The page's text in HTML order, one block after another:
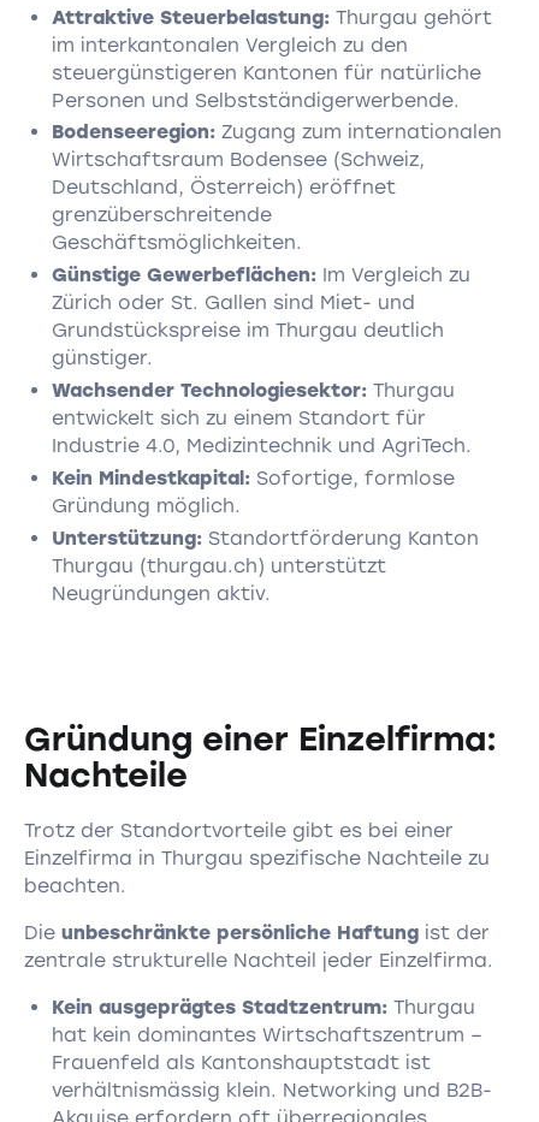
Attraktive Steuerbelastung: Thurgau gehört
im interkantonalen Vergleich zu den
steuergünstigeren Kantonen für natürliche
Personen und Selbstständigerwerbende.
Bodenseeregion: Zugang zum internationalen
Wirtschaftsraum Bodensee (Schweiz,
Deutschland, Österreich) eröffnet
grenzüberschreitende
Geschäftsmöglichkeiten.
Günstige Gewerbeflächen: Im Vergleich zu
Zürich oder St. Gallen sind Miet- und
Grundstückspreise im Thurgau deutlich
günstiger.
Wachsender Technologiesektor: Thurgau
entwickelt sich zu einem Standort für
Industrie 4.0, Medizintechnik und AgriTech.
Kein Mindestkapital: Sofortige, formlose
Gründung möglich.
Unterstützung: Standortförderung Kanton
Thurgau (thurgau.ch) unterstützt
Neugründungen aktiv.
Gründung einer Einzelfirma:
Nachteile
Trotz der Standortvorteile gibt es bei einer
Einzelfirma in Thurgau spezifische Nachteile zu
beachten.
Die unbeschränkte persönliche Haftungist der
zentrale strukturelle Nachteil jeder Einzelfirma.
Kein ausgeprägtes Stadtzentrum: Thurgau
hat kein dominantes Wirtschaftszentrum –
Frauenfeld als Kantonshauptstadt ist
verhältnismässig klein. Networking und B2B-